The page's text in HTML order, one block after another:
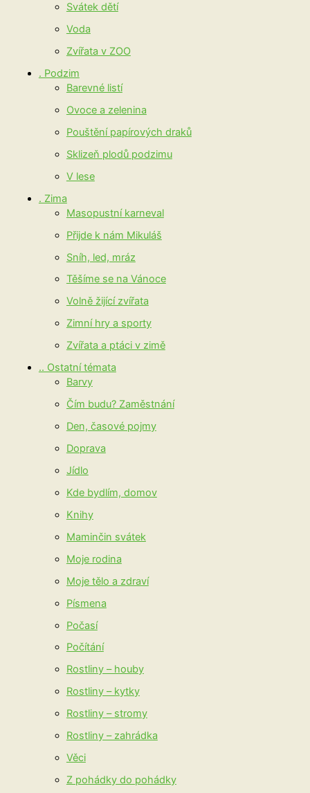
Svátek dětí
Voda
Zvířata v ZOO
. Podzim
Barevné listí
Ovoce a zelenina
Pouštění papírových draků
Sklizeň plodů podzimu
V lese
. Zima
Masopustní karneval
Přijde k nám Mikuláš
Sníh, led, mráz
Těšíme se na Vánoce
Volně žijící zvířata
Zimní hry a sporty
Zvířata a ptáci v zimě
.. Ostatní témata
Barvy
Čím budu? Zaměstnání
Den, časové pojmy
Doprava
Jídlo
Kde bydlím, domov
Knihy
Maminčin svátek
Moje rodina
Moje tělo a zdraví
Písmena
Počasí
Počítání
Rostliny – houby
Rostliny – kytky
Rostliny – stromy
Rostliny – zahrádka
Věci
Z pohádky do pohádky